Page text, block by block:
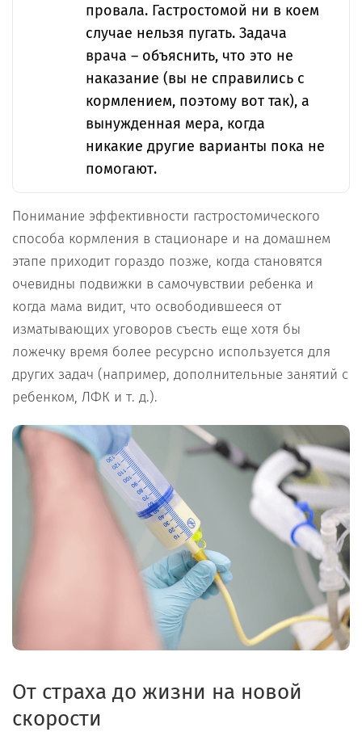
провала. Гастростомой ни в коем
случае нельзя пугать. Задача
врача – объяснить, что это не
наказание (вы не справились с
кормлением, поэтому вот так), а
вынужденная мера, когда
никакие другие варианты пока не
помогают.
Понимание эффективности гастростомического
способа кормления в стационаре и на домашнем
этапе приходит гораздо позже, когда становятся
очевидны подвижки в самочувствии ребенка и
когда мама видит, что освободившееся от
изматывающих уговоров съесть еще хотя бы
ложечку время более ресурсно используется для
других задач (например, дополнительные занятий с
ребенком, ЛФК и т. д.).
От страха до жизни на новой
скорости